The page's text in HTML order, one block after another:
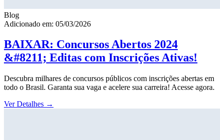
Blog
Adicionado em: 05/03/2026
BAIXAR: Concursos Abertos 2024
&#8211; Editas com Inscrições Ativas!
Descubra milhares de concursos públicos com inscrições abertas em
todo o Brasil. Garanta sua vaga e acelere sua carreira! Acesse agora.
Ver Detalhes →